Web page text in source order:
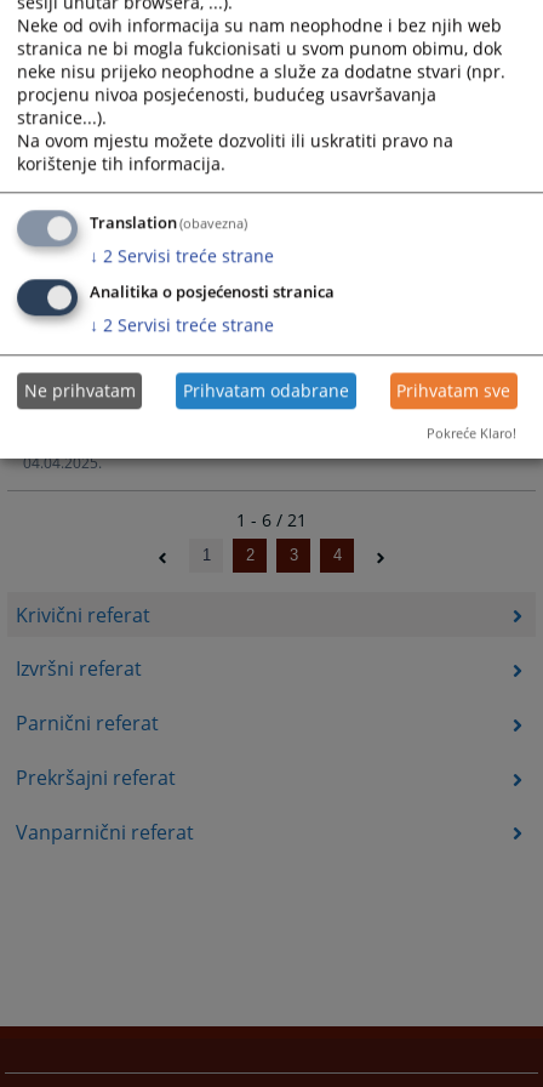
Krivični referat
Izvršni referat
Parnični referat
Prekršajni referat
Vanparnični referat
11.06.2025.
Presuda 44 0 K 041170 24 K
Presuda 44 0 K 041170 24 K
10.06.2025.
Pravosnažno Riješenje Općinskog suda u
Žepču broj Broj: 44 0 K 041974 25 Kpp
od 21.03.2025.godine, pravosnažno dana
Pravosnažno Rješenje Općinskog suda u Žepču broj Broj: 44
0 K 041974 25 Kpp
04.04.2025.
1 - 6 / 21
1 2 3 4
Neke od ovih informacija su nam neophodne i bez njih web
stranica ne bi mogla fukcionisati u svom punom obimu, dok
neke nisu prijeko neophodne a služe za dodatne stvari (npr.
procjenu nivoa posjećenosti, budućeg usavršavanja
stranice...).
Na ovom mjestu možete dozvoliti ili uskratiti pravo na
korištenje tih informacija.
Translation(obavezna)
↓ 2 Servisi treće strane
Analitika o posjećenosti stranica
↓ 2 Servisi treće strane
Ne prihvatam Prihvatam odabrane Prihvatam sve
Pokreće Klaro!